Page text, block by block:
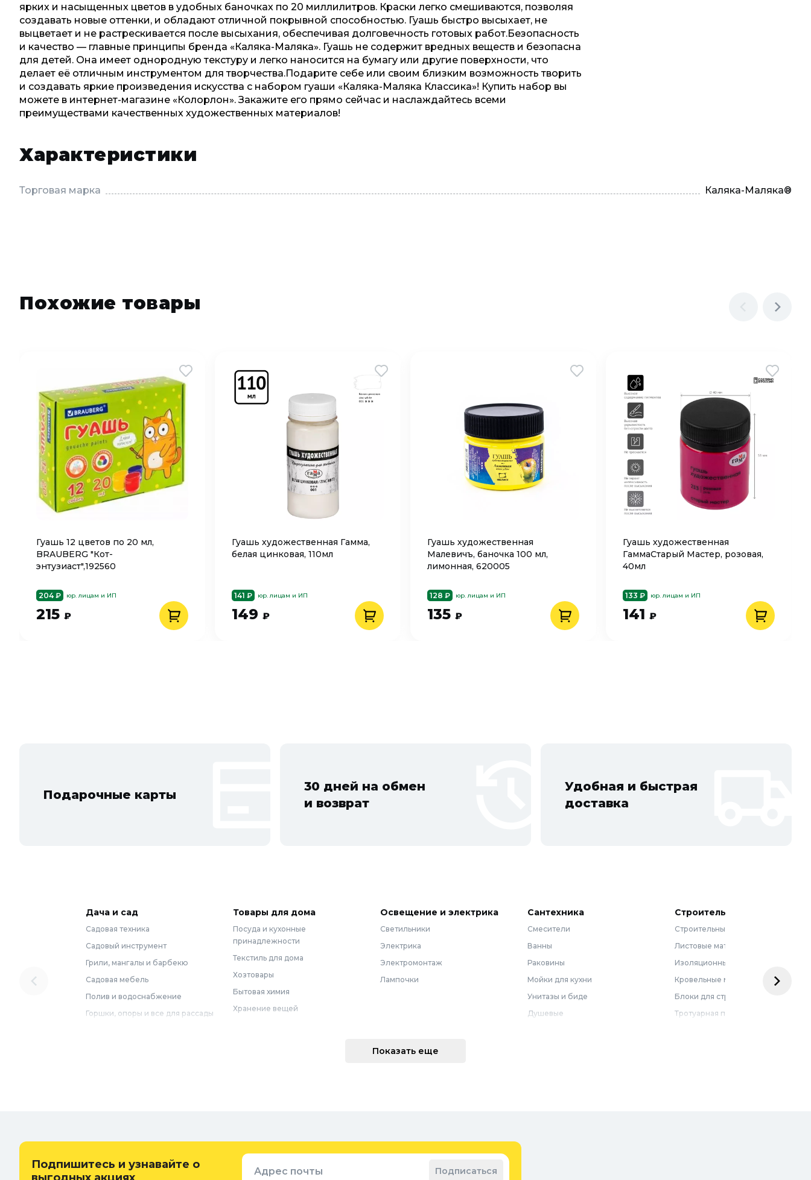
ярких и насыщенных цветов в удобных баночках по 20 миллилитров. Краски легко смешиваются, позволяя
создавать новые оттенки, и обладают отличной покрывной способностью. Гуашь быстро высыхает, не
выцветает и не растрескивается после высыхания, обеспечивая долговечность готовых работ.Безопасность
и качество — главные принципы бренда «Каляка-Маляка». Гуашь не содержит вредных веществ и безопасна
для детей. Она имеет однородную текстуру и легко наносится на бумагу или другие поверхности, что
делает её отличным инструментом для творчества.Подарите себе или своим близким возможность творить
и создавать яркие произведения искусства с набором гуаши «Каляка-Маляка Классика»! Купить набор вы
можете в интернет-магазине «Колорлон». Закажите его прямо сейчас и наслаждайтесь всеми
преимуществами качественных художественных материалов!
Характеристики
Торговая марка Каляка-Маляка®
Похожие товары
Гуашь 12 цветов по 20 мл,
BRAUBERG "Кот-
энтузиаст",192560
204 ₽ юр. лицам и ИП
215 ₽
Гуашь художественная Гамма,
белая цинковая, 110мл
141 ₽ юр. лицам и ИП
149 ₽
Гуашь художественная
Малевичъ, баночка 100 мл,
лимонная, 620005
128 ₽ юр. лицам и ИП
135 ₽
Гуашь художественная
ГаммаСтарый Мастер, розовая,
40мл
133 ₽ юр. лицам и ИП
141 ₽
Подарочные карты
30 дней на обмен
и возврат
Удобная и быстрая
доставка
Дача и сад
Садовая техника
Садовый инструмент
Грили, мангалы и барбекю
Садовая мебель
Полив и водоснабжение
Горшки, опоры и все для рассады
Теплицы, парники и укрывной
Товары для дома
Посуда и кухонные
принадлежности
Текстиль для дома
Хозтовары
Бытовая химия
Хранение вещей
Придверные коврики
Освещение и электрика
Светильники
Электрика
Электромонтаж
Лампочки
Сантехника
Смесители
Ванны
Раковины
Мойки для кухни
Унитазы и биде
Душевые
Строительные материалы
Строительные смеси
Листовые материалы
Изоляционные материалы
Кровельные материалы
Блоки для строительства
Тротуарная плитка
Показать еще
Подпишитесь и узнавайте о
Адрес почты Подписаться